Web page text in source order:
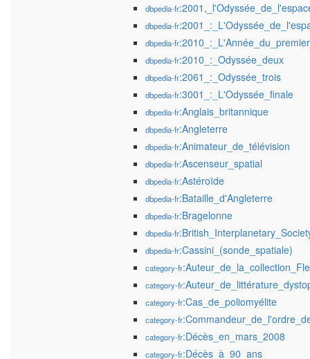
dbpedia-fr
dbpedia-fr
dbpedia-fr
dbpedia-fr:2010_:_Odyssée_deux
dbpedia-fr:2061_:_Odyssée_trois
dbpedia-fr:3001_:_L'Odyssée_finale
dbpedia-fr:Anglais_britannique
dbpedia-fr:Angleterre
dbpedia-fr:Animateur_de_télévision
dbpedia-fr:Ascenseur_spatial
dbpedia-fr:Astéroïde
dbpedia-fr:Bataille_d'Angleterre
dbpedia-fr:Bragelonne
dbpedia-fr
dbpedia-fr:Cassini_(sonde_spatiale)
category-fr
category-fr
category-fr:Cas_de_poliomyélite
category-fr
category-fr:Décès_en_mars_2008
category-fr:Décès_à_90_ans